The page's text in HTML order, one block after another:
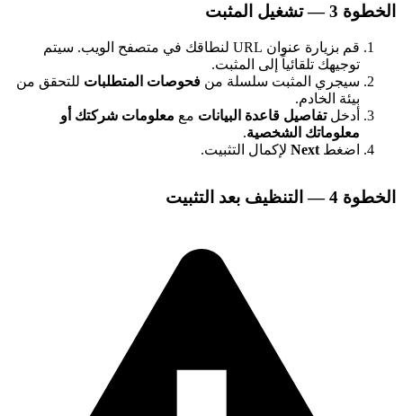
3 — تشغيل المثبت
قم بزيارة عنوان URL لنطاقك في متصفح الويب. سيتم
توجيهك تلقائياً إلى المثبت.
سيجري المثبت سلسلة منفحوصات المتطلباتللتحقق من
بيئة الخادم.
أدخل تفاصيل قاعدة البياناتمعمعلومات شركتك أو
معلوماتك الشخصية.
اضغطNextلإكمال التثبيت.
4 — التنظيف بعد التثبيت